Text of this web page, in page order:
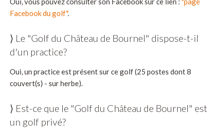
Facebook du golf".
⟩ Le "Golf du Château de Bournel" dispose-t-il
d'un practice?
Oui, un practice est présent sur ce golf (25 postes dont 8
couvert(s) - sur herbe).
⟩ Est-ce que le "Golf du Château de Bournel" est
un golf privé?